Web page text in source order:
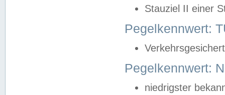
Stauziel II einer
Pegelkennwert:
Pegelkennwert:
niedrigster